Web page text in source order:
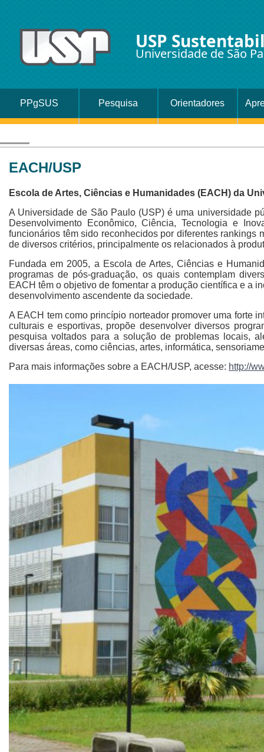
USP
Universidade de São
PPgSUS Pesquisa Orientadores
EACH/USP
Escola de Artes, Ciências e Humanidades (EACH) da
A Universidade de São Paulo (USP) é uma universidade
Desenvolvimento Econômico, Ciência, Tecnologia e
funcionários têm sido reconhecidos por diferentes
de diversos critérios, principalmente os relacionados à
Fundada em 2005, a Escola de Artes, Ciências e
programas de pós-graduação, os quais contemplam
EACH têm o objetivo de fomentar a produção científica e a
desenvolvimento ascendente da sociedade.
A EACH tem como princípio norteador promover uma forte
culturais e esportivas, propõe desenvolver diversos
pesquisa voltados para a solução de problemas locais,
diversas áreas, como ciências, artes, informática,
Para mais informações sobre a EACH/USP, acesse: http://